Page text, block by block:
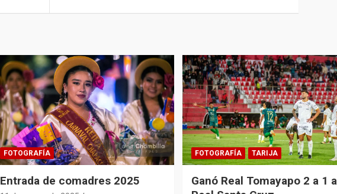
FOTOGRAFÍA
Entrada de comadres 2025
FOTOGRAFÍA TARIJA
Ganó Real Tomayapo 2 a 1 a